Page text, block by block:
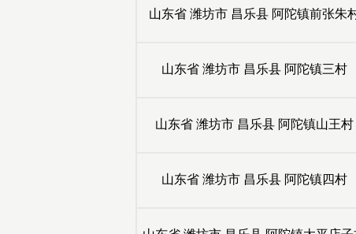
山东省 潍坊市 昌乐县 阿陀镇前张朱
山东省 潍坊市 昌乐县 阿陀镇三村
山东省 潍坊市 昌乐县 阿陀镇山王村
山东省 潍坊市 昌乐县 阿陀镇四村